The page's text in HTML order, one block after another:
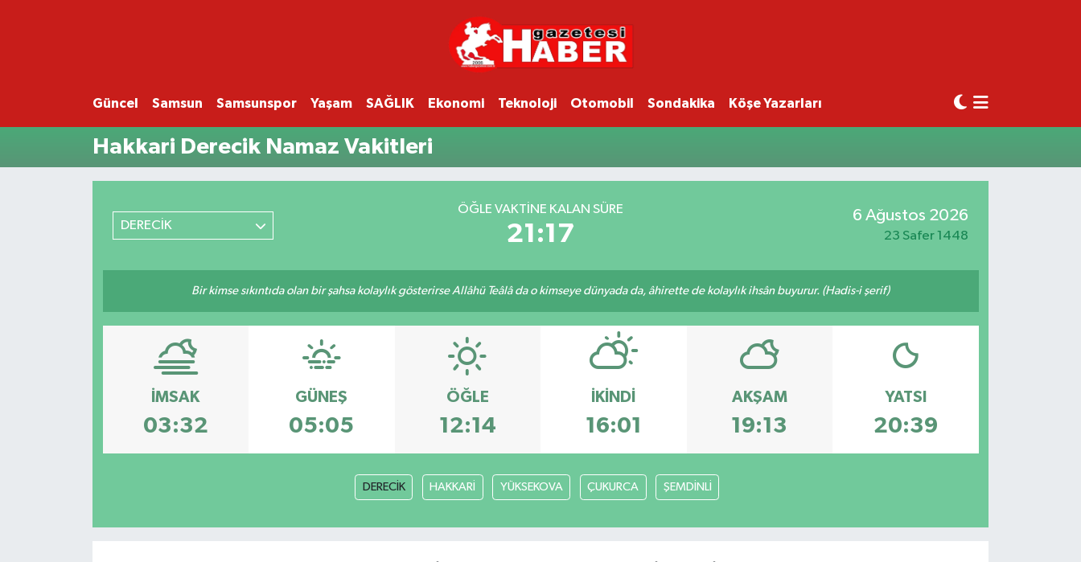
Güncel Samsun Samsunspor Yaşam SAĞLIK Ekonomi Teknoloji Otomobil Sondakika Köşe Yazarları
Hakkari Derecik Namaz Vakitleri
DERECİK
ÖĞLE VAKTINE KALAN SÜRE
21:17
6 Ağustos 2026
23 Safer 1448
Bir kimse sıkıntıda olan bir şahsa kolaylık gösterirse Allâhü Teâlâ da o kimseye dünyada da, âhirette de kolaylık ihsân buyurur. (Hadis-i şerif)
İMSAK
03:32
GÜNEŞ
05:05
ÖĞLE
12:14
İKINDI
16:01
AKŞAM
19:13
YATSI
20:39
DERECİK HAKKARİ YÜKSEKOVA ÇUKURCA ŞEMDİNLİ
SAMSUN
SAMSUNSPOR
EKONOMİ